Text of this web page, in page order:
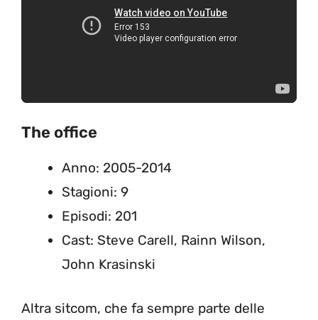
The office
Anno: 2005-2014
Stagioni: 9
Episodi: 201
Cast: Steve Carell, Rainn Wilson,
John Krasinski
Altra sitcom, che fa sempre parte delle